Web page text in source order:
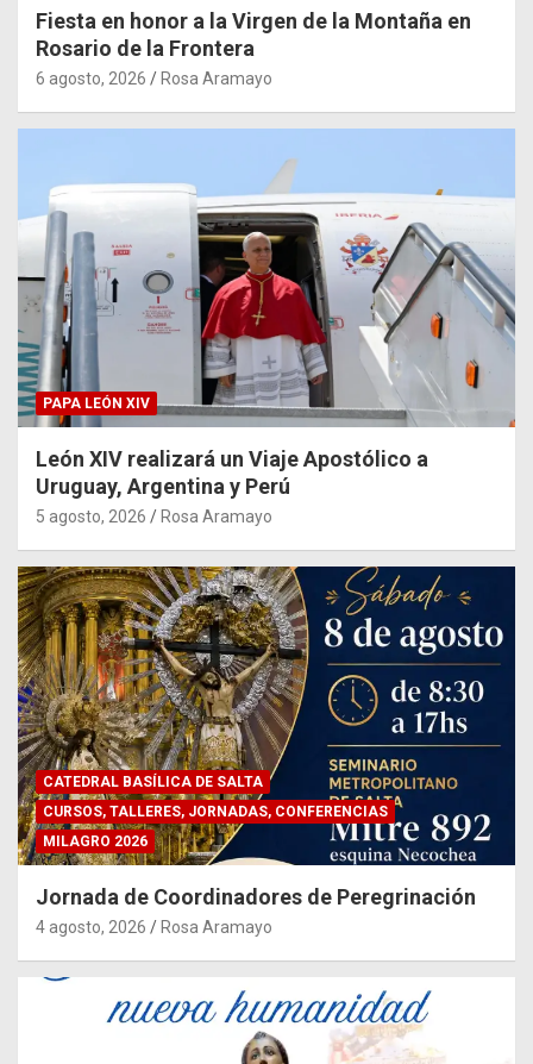
Fiesta en honor a la Virgen de la Montaña en
Rosario de la Frontera
6 agosto, 2026 Rosa Aramayo
PAPA LEÓN XIV
León XIV realizará un Viaje Apostólico a
Uruguay, Argentina y Perú
5 agosto, 2026 Rosa Aramayo
CATEDRAL BASÍLICA DE SALTA
CURSOS, TALLERES, JORNADAS, CONFERENCIAS
MILAGRO 2026
Jornada de Coordinadores de Peregrinación
4 agosto, 2026 Rosa Aramayo